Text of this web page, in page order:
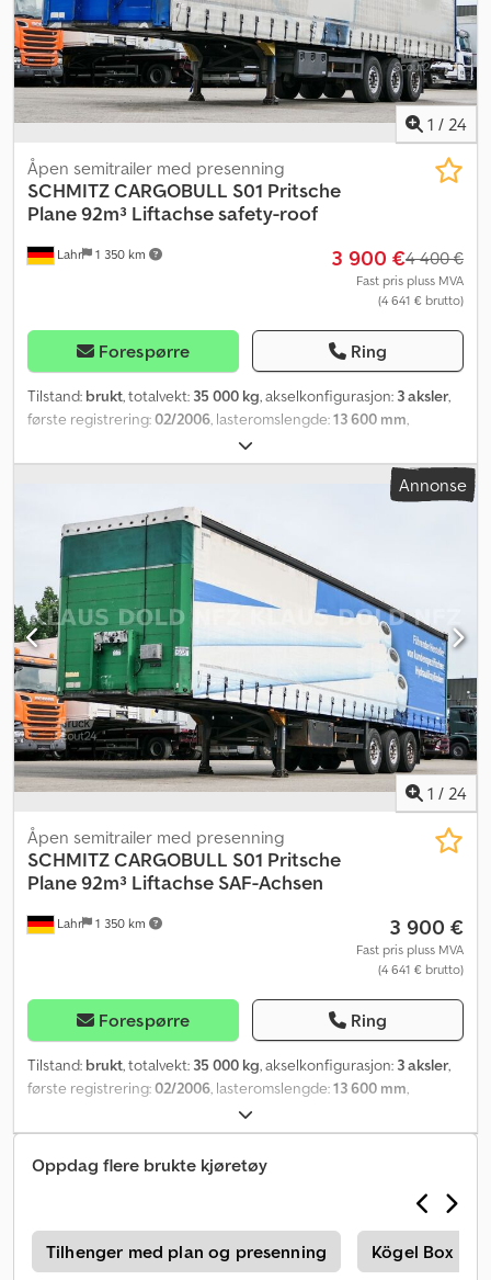
1 / 24
Lahr 1 350 km
Åpen semitrailer med presenning
SCHMITZ CARGOBULL S01 Pritsche
Plane 92m³ Liftachse safety-roof
3 900 €4 400 €
Fast pris pluss MVA
(4 641 € brutto)
Forespørre Ring
Tilstand: brukt, totalvekt: 35 000 kg, akselkonfigurasjon: 3 aksler,
første registrering:02/2006 , lasteromslengde:13 600 mm
, lasteromshøyde:
lasteromsvolum:92 m³, Utstyr:ABS,
Annonse
1 / 24
Lahr 1 350 km
Åpen semitrailer med presenning
SCHMITZ CARGOBULL S01 Pritsche
Plane 92m³ Liftachse SAF-Achsen
3 900 €
Fast pris pluss MVA
(4 641 € brutto)
Forespørre Ring
Tilstand: brukt, totalvekt: 35 000 kg, akselkonfigurasjon: 3 aksler,
første registrering:02/2006, lasteromslengde:13 600 mm,
, lasteromshøyde:
lasteromsvolum:92 m³, Utstyr:ABS,
Oppdag flere brukte kjøretøy
Tilhenger med plan og presenning Kögel Box